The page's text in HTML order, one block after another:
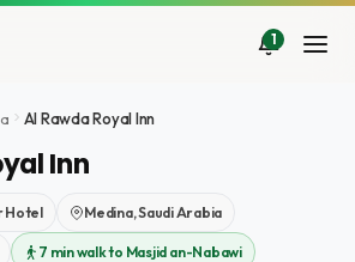
1
Al Rawda Royal Inn
Inn
Hotel Medina, Saudi Arabia
7 min walk to Masjid an-Nabawi